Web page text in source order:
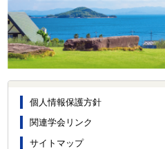
個人情報保護方針
関連学会リンク
サイトマップ